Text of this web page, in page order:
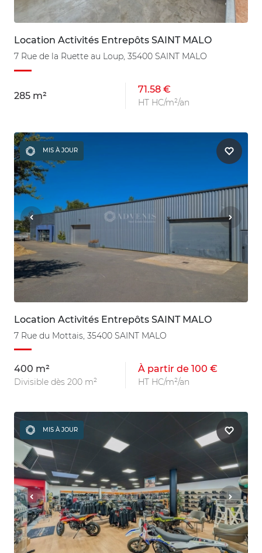
Location Activités Entrepôts SAINT MALO
7 Rue de la Ruette au Loup, 35400 SAINT MALO
285 m²
71.58 €
HT HC/m²/an
MIS À JOUR
Location Activités Entrepôts SAINT MALO
7 Rue du Mottais, 35400 SAINT MALO
400 m²
Divisible dès 200 m²
À partir de 100 €
HT HC/m²/an
MIS À JOUR